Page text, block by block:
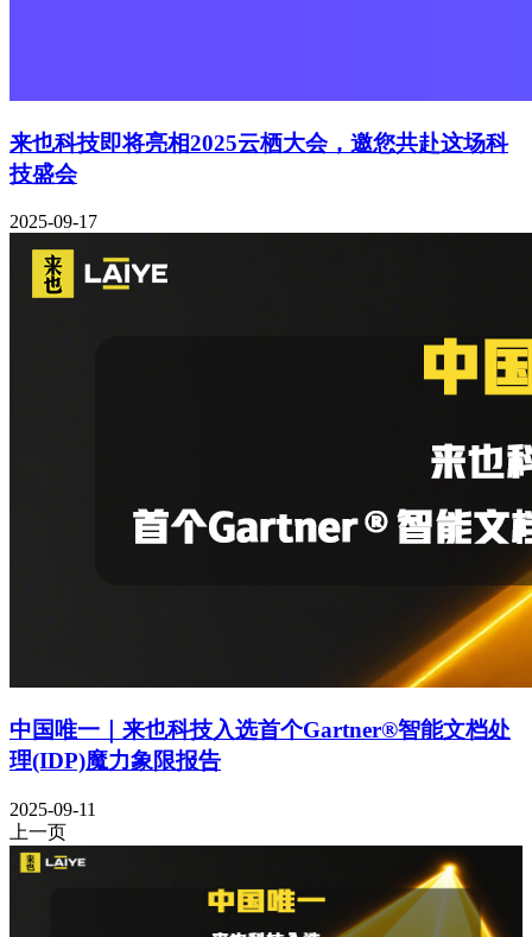
来也科技即将亮相2025云栖大会，邀您共赴这场科
技盛会
2025-09-17
中国唯一｜来也科技入选首个Gartner®智能文档处
理(IDP)魔力象限报告
2025-09-11
上一页